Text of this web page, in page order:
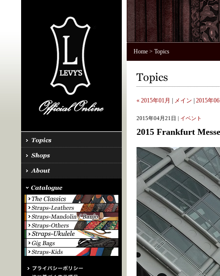
Home> Topics
« 2015年01月 メイン 2015年
2015年04月21日 | イベント
2015 Frankfurt